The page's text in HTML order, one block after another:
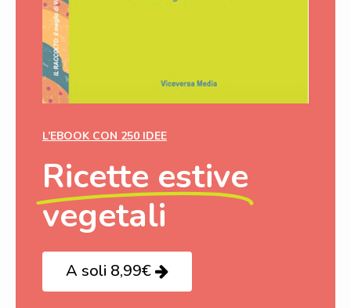
L’EBOOK CON 250 IDEE
Ricette estive
vegetali
A soli 8,99€